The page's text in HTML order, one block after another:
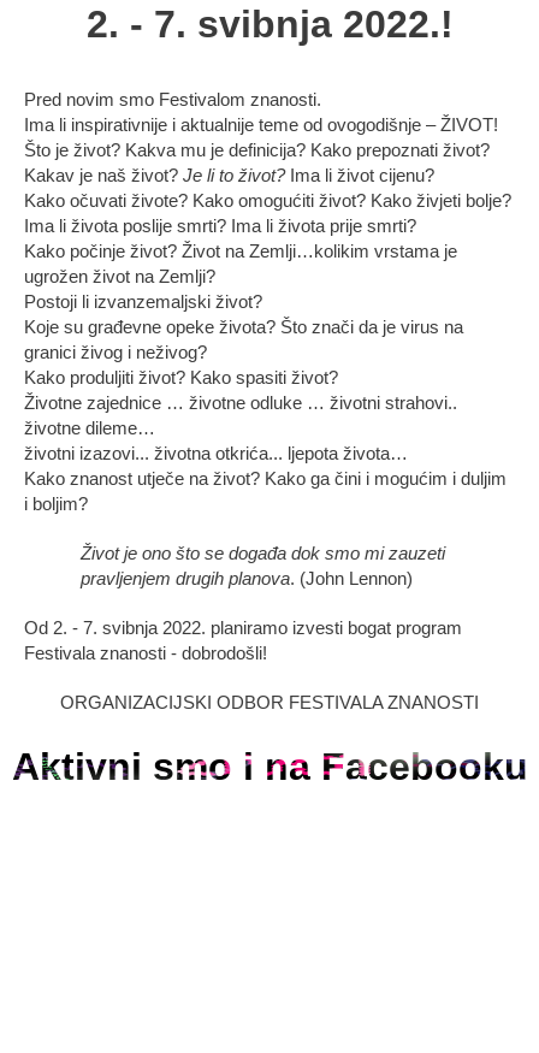
2. - 7. svibnja 2022.!
Pred novim smo Festivalom znanosti.
Ima li inspirativnije i aktualnije teme od ovogodišnje – ŽIVOT!
Što je život? Kakva mu je definicija? Kako prepoznati život?
Kakav je naš život?Je li to život?Ima li život cijenu?
Kako očuvati živote? Kako omogućiti život? Kako živjeti bolje?
Ima li života poslije smrti? Ima li života prije smrti?
Kako počinje život? Život na Zemlji…kolikim vrstama je
ugrožen život na Zemlji?
Postoji li izvanzemaljski život?
Koje su građevne opeke života? Što znači da je virus na
granici živog i neživog?
Kako produljiti život? Kako spasiti život?
Životne zajednice … životne odluke … životni strahovi..
životne dileme…
životni izazovi... životna otkrića... ljepota života…
Kako znanost utječe na život? Kako ga čini i mogućim i duljim
i boljim?
Život je ono što se događa dok smo mi zauzeti
pravljenjem drugih planova. (John Lennon)
Od 2. - 7. svibnja 2022. planiramo izvesti bogat program
Festivala znanosti - dobrodošli!
ORGANIZACIJSKI ODBOR FESTIVALA ZNANOSTI
Aktivni smo i na Facebooku